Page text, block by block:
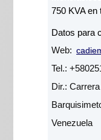
750 KVA en
Datos para
Web:
Tel.:
Dir.:
Venezuela